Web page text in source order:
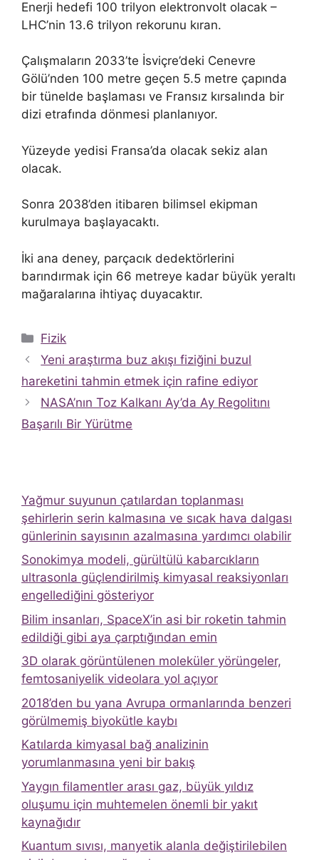
Enerji hedefi 100 trilyon elektronvolt olacak –
LHC’nin 13.6 trilyon rekorunu kıran.
Çalışmaların 2033’te İsviçre’deki Cenevre
Gölü’nden 100 metre geçen 5.5 metre çapında
bir tünelde başlaması ve Fransız kırsalında bir
dizi etrafında dönmesi planlanıyor.
Yüzeyde yedisi Fransa’da olacak sekiz alan
olacak.
Sonra 2038’den itibaren bilimsel ekipman
kurulmaya başlayacaktı.
İki ana deney, parçacık dedektörlerini
barındırmak için 66 metreye kadar büyük yeraltı
mağaralarına ihtiyaç duyacaktır.
Kategoriler
Fizik
Yeni araştırma buz akışı fiziğini buzul
hareketini tahmin etmek için rafine ediyor
NASA’nın Toz Kalkanı Ay’da Ay Regolitını
Başarılı Bir Yürütme
Yağmur suyunun çatılardan toplanması
şehirlerin serin kalmasına ve sıcak hava dalgası
günlerinin sayısının azalmasına yardımcı olabilir
Sonokimya modeli, gürültülü kabarcıkların
ultrasonla güçlendirilmiş kimyasal reaksiyonları
engellediğini gösteriyor
Bilim insanları, SpaceX’in asi bir roketin tahmin
edildiği gibi aya çarptığından emin
3D olarak görüntülenen moleküler yörüngeler,
femtosaniyelik videolara yol açıyor
2018’den bu yana Avrupa ormanlarında benzeri
görülmemiş biyokütle kaybı
Katılarda kimyasal bağ analizinin
yorumlanmasına yeni bir bakış
Yaygın filamentler arası gaz, büyük yıldız
oluşumu için muhtemelen önemli bir yakıt
kaynağıdır
Kuantum sıvısı, manyetik alanla değiştirilebilen